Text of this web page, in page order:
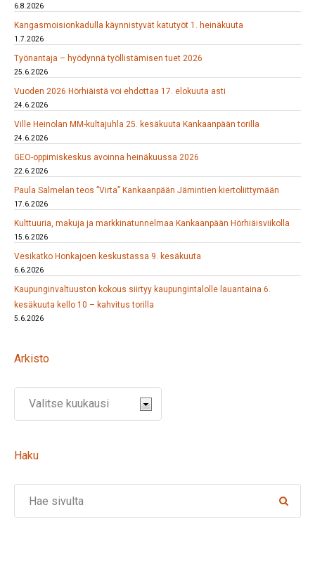
6.8.2026
Kangasmoisionkadulla käynnistyvät katutyöt 1. heinäkuuta
1.7.2026
Työnantaja – hyödynnä työllistämisen tuet 2026
25.6.2026
Vuoden 2026 Hörhiäistä voi ehdottaa 17. elokuuta asti
24.6.2026
Ville Heinolan MM-kultajuhla 25. kesäkuuta Kankaanpään torilla
24.6.2026
GEO-oppimiskeskus avoinna heinäkuussa 2026
22.6.2026
Paula Salmelan teos ”Virta” Kankaanpään Jämintien kiertoliittymään
17.6.2026
Kulttuuria, makuja ja markkinatunnelmaa Kankaanpään Hörhiäisviikolla
15.6.2026
Vesikatko Honkajoen keskustassa 9. kesäkuuta
6.6.2026
Kaupunginvaltuuston kokous siirtyy kaupungintalolle lauantaina 6.
kesäkuuta kello 10 – kahvitus torilla
5.6.2026
Arkisto
Haku